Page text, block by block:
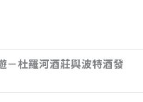
－杜羅河酒莊與波特酒發